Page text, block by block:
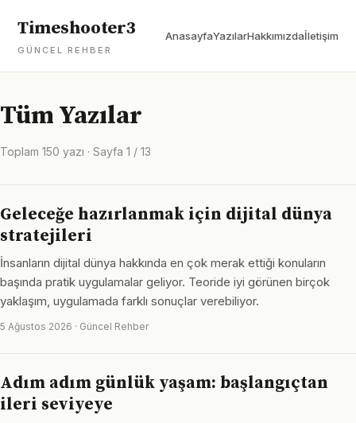
Timeshooter3
GÜNCEL REHBER
AnasayfaYazılarHakkımızdaİletişim
Tüm Yazılar
Toplam 150 yazı · Sayfa 1 / 13
Geleceğe hazırlanmak için dijital dünya
stratejileri
İnsanların dijital dünya hakkında en çok merak ettiği konuların
başında pratik uygulamalar geliyor. Teoride iyi görünen birçok
yaklaşım, uygulamada farklı sonuçlar verebiliyor.
5 Ağustos 2026 · Güncel Rehber
Adım adım günlük yaşam: başlangıçtan
ileri seviyeye